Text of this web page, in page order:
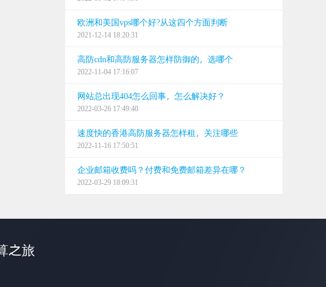
欧洲和美国vps哪个好?从这四个方面判断
2021-12-14 18:20:31
高防cdn和高防服务器怎样防御的，选哪个
2022-11-04 17:16:07
网站总出现404怎么回事，怎么解决好？
2022-03-26 17:49:40
速度快的香港高防服务器怎样租，关注哪些
2022-11-16 17:50:51
企业邮箱收费吗？付费和免费邮箱差异在哪？
2022-03-29 18:09:31
之旅